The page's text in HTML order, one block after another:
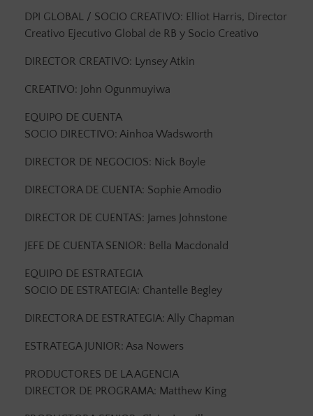
DPI GLOBAL / SOCIO CREATIVO: Elliot Harris, Director
Creativo Ejecutivo Global de RB y Socio Creativo
DIRECTOR CREATIVO: Lynsey Atkin
CREATIVO: John Ogunmuyiwa
EQUIPO DE CUENTA
SOCIO DIRECTIVO: Ainhoa Wadsworth
DIRECTOR DE NEGOCIOS: Nick Boyle
DIRECTORA DE CUENTA: Sophie Amodio
DIRECTOR DE CUENTAS: James Johnstone
JEFE DE CUENTA SENIOR: Bella Macdonald
EQUIPO DE ESTRATEGIA
SOCIO DE ESTRATEGIA: Chantelle Begley
DIRECTORA DE ESTRATEGIA: Ally Chapman
ESTRATEGA JUNIOR: Asa Nowers
PRODUCTORES DE LA AGENCIA
DIRECTOR DE PROGRAMA: Matthew King